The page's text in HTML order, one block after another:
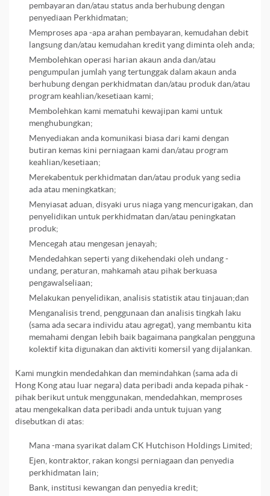
pembayaran dan/atau status anda berhubung dengan
penyediaan Perkhidmatan;
Memproses apa -apa arahan pembayaran, kemudahan debit
langsung dan/atau kemudahan kredit yang diminta oleh anda;
Membolehkan operasi harian akaun anda dan/atau
pengumpulan jumlah yang tertunggak dalam akaun anda
berhubung dengan perkhidmatan dan/atau produk dan/atau
program keahlian/kesetiaan kami;
Membolehkan kami mematuhi kewajipan kami untuk
menghubungkan;
Menyediakan anda komunikasi biasa dari kami dengan
butiran kemas kini perniagaan kami dan/atau program
keahlian/kesetiaan;
Merekabentuk perkhidmatan dan/atau produk yang sedia
ada atau meningkatkan;
Menyiasat aduan, disyaki urus niaga yang mencurigakan, dan
penyelidikan untuk perkhidmatan dan/atau peningkatan
produk;
Mencegah atau mengesan jenayah;
Mendedahkan seperti yang dikehendaki oleh undang -
undang, peraturan, mahkamah atau pihak berkuasa
pengawalseliaan;
Melakukan penyelidikan, analisis statistik atau tinjauan;dan
Menganalisis trend, penggunaan dan analisis tingkah laku
(sama ada secara individu atau agregat), yang membantu kita
memahami dengan lebih baik bagaimana pangkalan pengguna
kolektif kita digunakan dan aktiviti komersil yang dijalankan.
Kami mungkin mendedahkan dan memindahkan (sama ada di
Hong Kong atau luar negara) data peribadi anda kepada pihak -
pihak berikut untuk menggunakan, mendedahkan, memproses
atau mengekalkan data peribadi anda untuk tujuan yang
disebutkan di atas:
Mana -mana syarikat dalam CK Hutchison Holdings Limited;
Ejen, kontraktor, rakan kongsi perniagaan dan penyedia
perkhidmatan lain;
Bank, institusi kewangan dan penyedia kredit;